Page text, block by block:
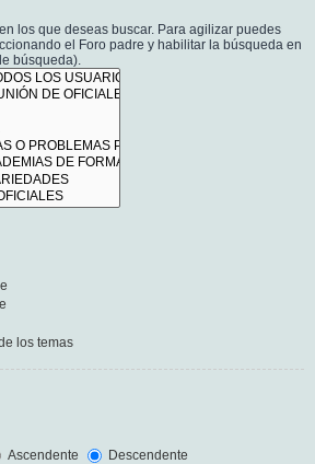
los que deseas buscar. Para agilizar puedes
el Foro padre y habilitar la búsqueda en
búsqueda).
los temas
Ascendente
Descendente